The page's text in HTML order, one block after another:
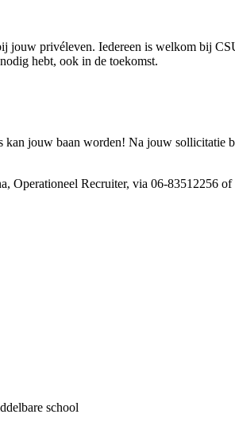
privéleven. Iedereen is welkom bij
hebt, ook in de toekomst.
jouw baan worden! Na jouw
Operationeel Recruiter, via 06-83512256
school